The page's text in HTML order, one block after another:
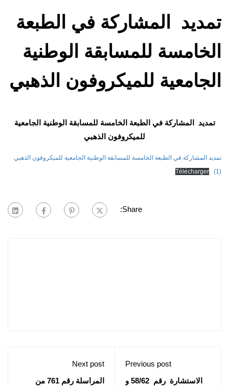
تمديد المشاركة في الطبعة
الخامسة للمسابقة الوطنية
الجامعية للميكروفون الذهبي
تمديد المشاركة في الطبعة الخامسة للمسابقة الوطنية الجامعية
للميكروفون الذهبي
تمديد المشاركة في الطبعة الخامسة للمسابقة الوطنية الجامعية للميكروفون الذهبي
(1)
Télécharger
Share:
Previous post
الاستشارة رقم 58/62 و
Next post
المراسلة رقم 761 من